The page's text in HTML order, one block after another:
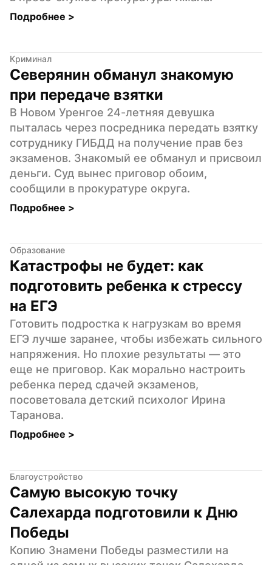
Подробнее >
Криминал
Северянин обманул знакомую
при передаче взятки
В Новом Уренгое 24-летняя девушка
пыталась через посредника передать взятку
сотруднику ГИБДД на получение прав без
экзаменов. Знакомый ее обманул и присвоил
деньги. Суд вынес приговор обоим,
сообщили в прокуратуре округа.
Подробнее >
Образование
Катастрофы не будет: как
подготовить ребенка к стрессу
на ЕГЭ
Готовить подростка к нагрузкам во время
ЕГЭ лучше заранее, чтобы избежать сильного
напряжения. Но плохие результаты — это
еще не приговор. Как морально настроить
ребенка перед сдачей экзаменов,
посоветовала детский психолог Ирина
Таранова.
Подробнее >
Благоустройство
Самую высокую точку
Салехарда подготовили к Дню
Победы
Копию Знамени Победы разместили на